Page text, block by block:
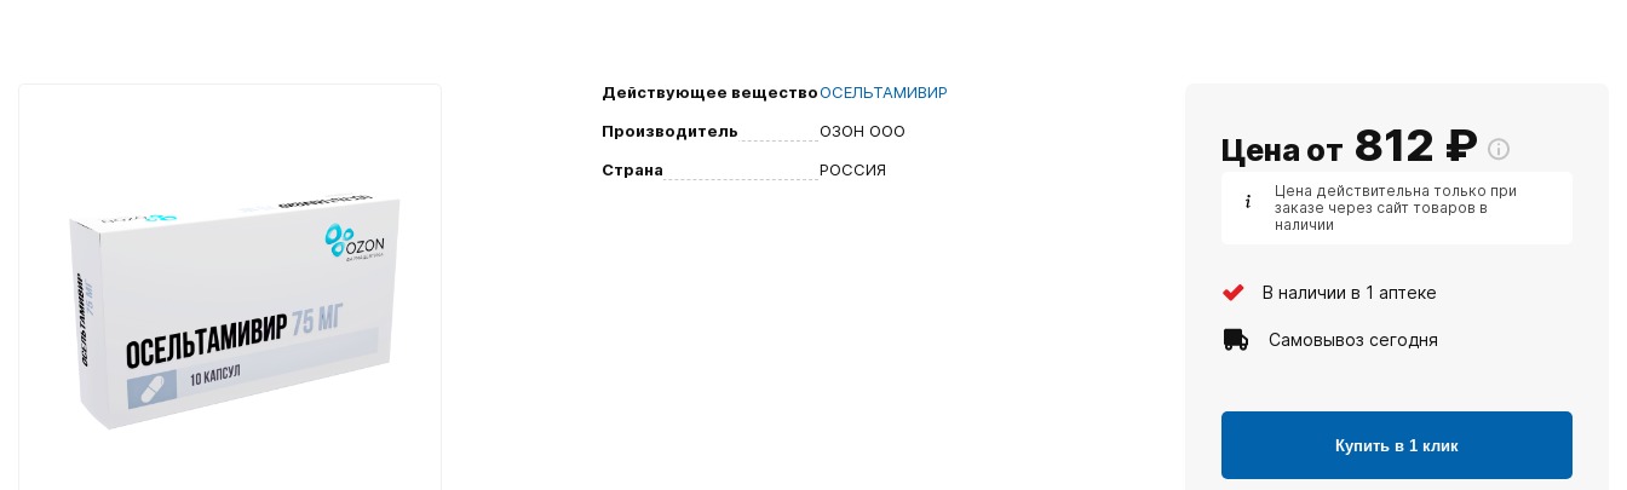
Действующее веществоОСЕЛЬТАМИВИР
Производитель
ОЗОН ООО
Страна
РОССИЯ
Цена от 812 ₽
Цена действительна только при
заказе через сайт товаров в
наличии
В наличии в 1 аптеке
Самовывоз сегодня
Купить в 1 клик